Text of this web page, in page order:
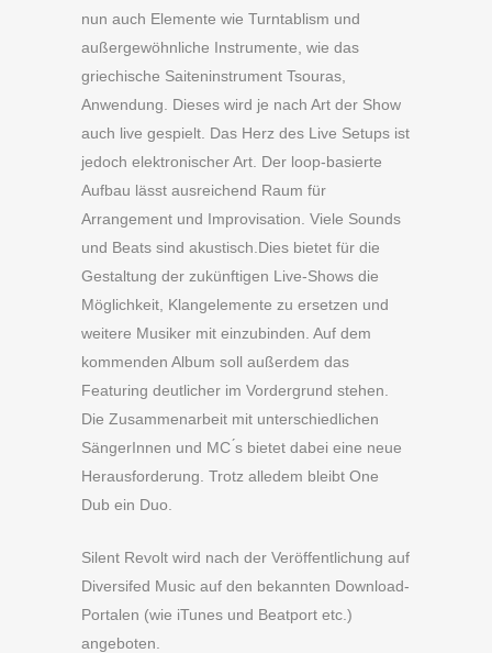
nun auch Elemente wie Turntablism und
außergewöhnliche Instrumente, wie das
griechische Saiteninstrument Tsouras,
Anwendung. Dieses wird je nach Art der Show
auch live gespielt. Das Herz des Live Setups ist
jedoch elektronischer Art. Der loop-basierte
Aufbau lässt ausreichend Raum für
Arrangement und Improvisation. Viele Sounds
und Beats sind akustisch.Dies bietet für die
Gestaltung der zukünftigen Live-Shows die
Möglichkeit, Klangelemente zu ersetzen und
weitere Musiker mit einzubinden. Auf dem
kommenden Album soll außerdem das
Featuring deutlicher im Vordergrund stehen.
Die Zusammenarbeit mit unterschiedlichen
SängerInnen und MC ́s bietet dabei eine neue
Herausforderung. Trotz alledem bleibt One
Dub ein Duo.
Silent Revolt wird nach der Veröffentlichung auf
Diversifed Music auf den bekannten Download-
Portalen (wie iTunes und Beatport etc.)
angeboten.